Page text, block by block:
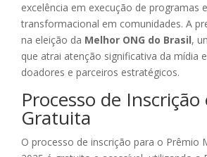
excelência em execução de programas
transformacional em comunidades. A
na eleição da Melhor ONG do Brasil,
que atrai atenção significativa da mídia
doadores e parceiros estratégicos.
Processo de Inscrição
Gratuita
O processo de inscrição para o Prêmio